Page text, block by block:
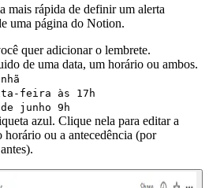
mais rápida de definir um alerta
uma página do Notion.
quer adicionar o lembrete.
de uma data, um horário ou ambos.
feira às 17h
junho 9h
azul. Clique nela para editar a
horário ou a antecedência (por